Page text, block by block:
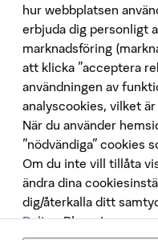
Google Play
Följ oss på
Penningtvätt
Insättningsgarantin
Behandling av personuppgifter
Cookies
hur webbplatsen
erbjuda dig personligt
marknadsföring
att klicka "acceptera
användningen av
analyscookies, vilket
När du använder
”nödvändiga” cookies
Om du inte vill tillåta
ändra dina
dig/återkalla ditt
Policy. Placeringen av